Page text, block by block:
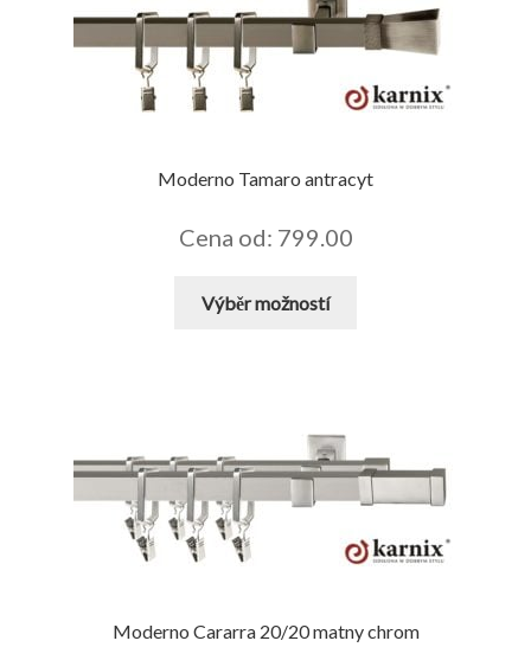
lze
vybrat
stránce
Moderno Tamaro antracyt
Cena od: 799.00
Výběr možností
lze
vybrat
stránce
Moderno Cararra 20/20 matny chrom